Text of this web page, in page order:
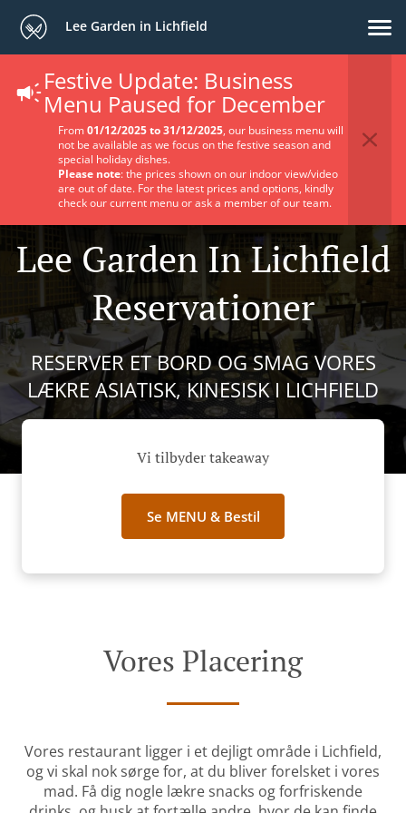
Lee Garden in Lichfield
Festive Update: Business
Menu Paused for December
From01/12/2025 to 31/12/2025, our business menu will
not be available as we focus on the festive season and
special holiday dishes.
Please note: the prices shown on our indoor view/video
are out of date. For the latest prices and options, kindly
check our current menu or ask a member of our team.
Lee Garden In Lichfield
Reservationer
RESERVER ET BORD OG SMAG VORES
LÆKRE ASIATISK, KINESISK I LICHFIELD
Vi tilbyder takeaway
Se MENU & Bestil
Vores Placering
Vores restaurant ligger i et dejligt område i Lichfield,
og vi skal nok sørge for, at du bliver forelsket i vores
mad. Få dig nogle lækre snacks og forfriskende